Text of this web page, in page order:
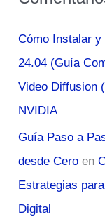
Cómo Instalar y
24.04 (Guía
Video Diffusion
NVIDIA
Guía Paso a
desde Cero en
Estrategias
Digital